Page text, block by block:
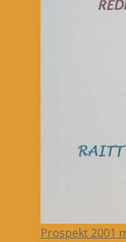
Prospekt 2001